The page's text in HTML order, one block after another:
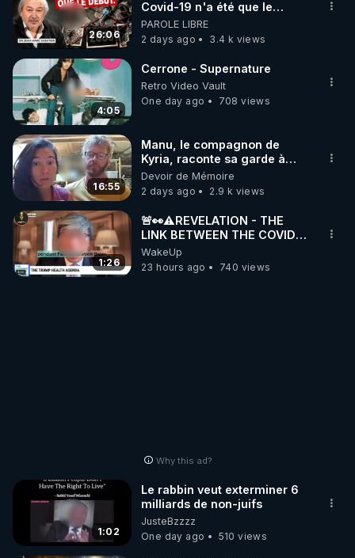
26:06
Covid-19 n'a été que le
début - L'ARNm & l'ARNm-aa
jusqu où auront-t-il ?
PAROLE LIBRE
2 days ago
3.4 k views
4:05
Cerrone - Supernature
Retro Video Vault
One day ago
708 views
16:55
Manu, le compagnon de
Kyria, raconte sa garde à
vue musclée. PARTAGEZ!
Devoir de Mémoire
2 days ago
2.9 k views
1:26
🚨👀⚠️REVELATION - THE
LINK BETWEEN THE COVID
VACCINE AND CANCER -LIEN
VACCIN COVID ET CANCER
WakeUp
23 hours ago
740 views
Why this ad?
1:02
Le rabbin veut exterminer 6
milliards de non-juifs
JusteBzzzz
One day ago
510 views